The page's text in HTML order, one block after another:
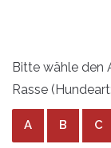
Bitte wähle den
Rasse
A B C